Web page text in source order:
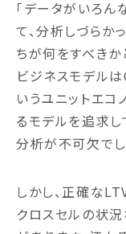
「データがいろん
て、分析しづらか
ちが何をすべきか
ビジネスモデル
いうユニットエコ
るモデルを追求
分析が不可欠でし
しかし、正確な
クロスセルの状